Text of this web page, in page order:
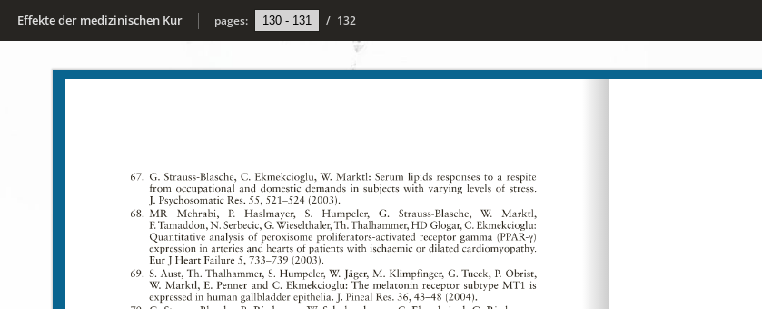
Effekte der medizinischen Kur pages: / 132